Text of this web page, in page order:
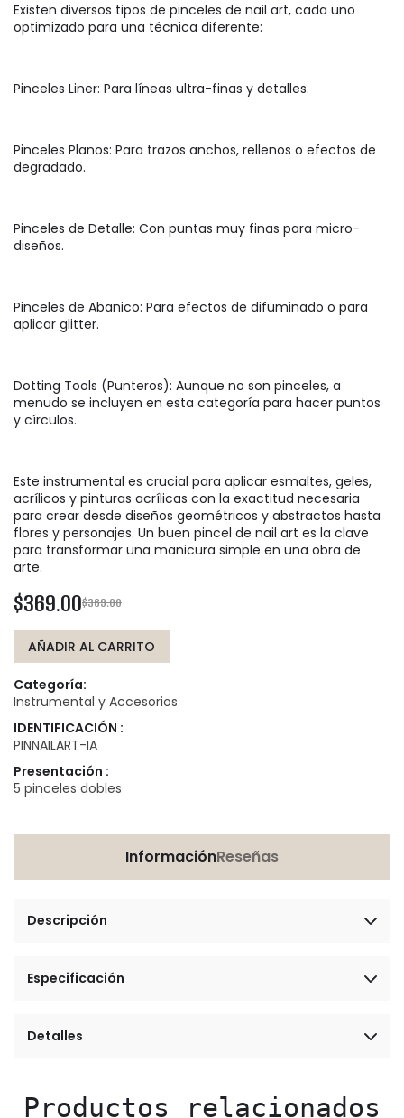
Existen diversos tipos de pinceles de nail art, cada uno
optimizado para una técnica diferente:
Pinceles Liner: Para líneas ultra-finas y detalles.
Pinceles Planos: Para trazos anchos, rellenos o efectos de
degradado.
Pinceles de Detalle: Con puntas muy finas para micro-
diseños.
Pinceles de Abanico: Para efectos de difuminado o para
aplicar glitter.
Dotting Tools (Punteros): Aunque no son pinceles, a
menudo se incluyen en esta categoría para hacer puntos
y círculos.
Este instrumental es crucial para aplicar esmaltes, geles,
acrílicos y pinturas acrílicas con la exactitud necesaria
para crear desde diseños geométricos y abstractos hasta
flores y personajes. Un buen pincel de nail art es la clave
para transformar una manicura simple en una obra de
arte.
$369.00$369.00
AÑADIR AL CARRITO
Categoría:
Instrumental y Accesorios
IDENTIFICACIÓN :
PINNAILART-IA
Presentación :
5 pinceles dobles
InformaciónReseñas
Descripción
Especificación
Detalles
Productos relacionados